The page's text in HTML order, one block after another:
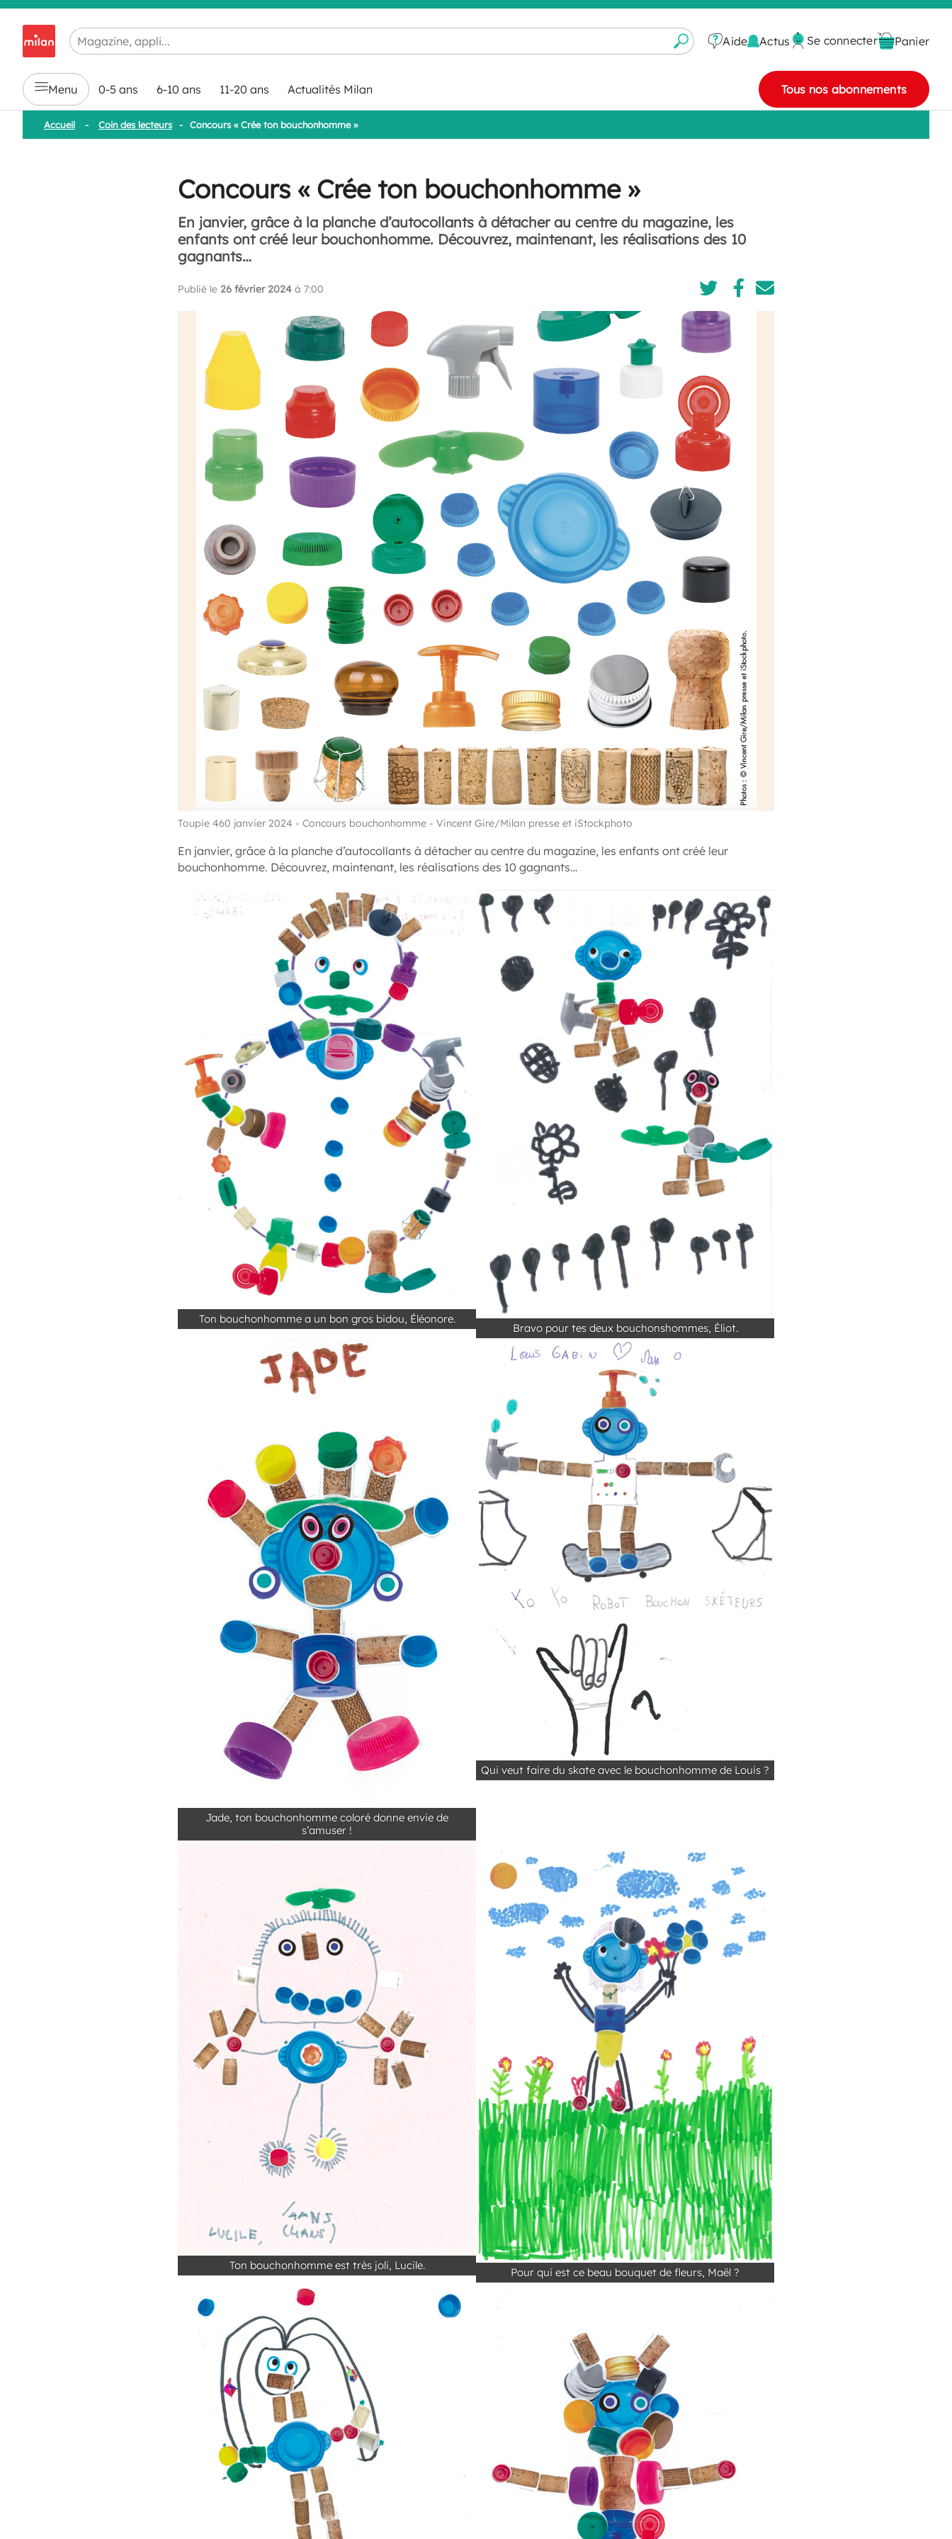
Chargement en cours...
Aide Actus Se connecter Panier
Menu 0-5 ans 6-10 ans 11-20 ans Actualités Milan Tous nos abonnements
Accueil - Coin des lecteurs - Concours « Crée ton bouchonhomme »
Concours « Crée ton bouchonhomme »
En janvier, grâce à la planche d’autocollants à détacher au centre du magazine, les
enfants ont créé leur bouchonhomme. Découvrez, maintenant, les réalisations des 10
gagnants…
Publié le 26 février 2024 à 7:00
Toupie 460 janvier 2024 - Concours bouchonhomme - Vincent Gire/Milan presse et iStockphoto
En janvier, grâce à la planche d’autocollants à détacher au centre du magazine, les enfants ont créé leur
bouchonhomme. Découvrez, maintenant, les réalisations des 10 gagnants…
Ton bouchonhomme a un bon gros bidou, Éléonore.
Bravo pour tes deux bouchonshommes, Éliot.
Jade, ton bouchonhomme coloré donne envie de
s’amuser !
Qui veut faire du skate avec le bouchonhomme de Louis ?
Ton bouchonhomme est très joli, Lucile.
Pour qui est ce beau bouquet de fleurs, Maël ?